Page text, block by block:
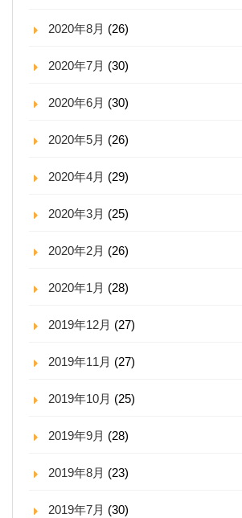
2020年8月 (26)
2020年7月 (30)
2020年6月 (30)
2020年5月 (26)
2020年4月 (29)
2020年3月 (25)
2020年2月 (26)
2020年1月 (28)
2019年12月 (27)
2019年11月 (27)
2019年10月 (25)
2019年9月 (28)
2019年8月 (23)
2019年7月 (30)